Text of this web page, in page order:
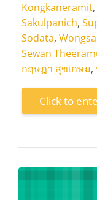
Kongkaneramit,
Sakulpanich,
Sodata,
Sewan
กฤษฎา สุขเกษม,
Click to